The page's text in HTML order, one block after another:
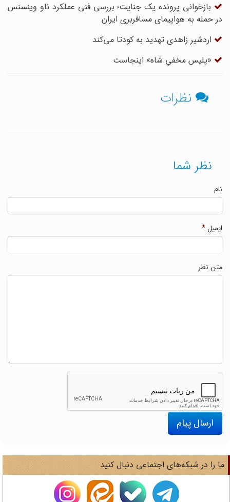
بازخوانی پرونده یک جنایت؛ بررسی فنی عملکرد ناو وینسنس
در حمله به هواپیمای مسافربری ایران
اردشیر زاهدی تهدید به کودتا می‌کند
«پلیس مخفیِ شاه» اینجاست
نظرات
نظر شما
ایمیل*
متن نظر
ارسال پیام
را در شبکه‌های اجتماعی دنبال کنید